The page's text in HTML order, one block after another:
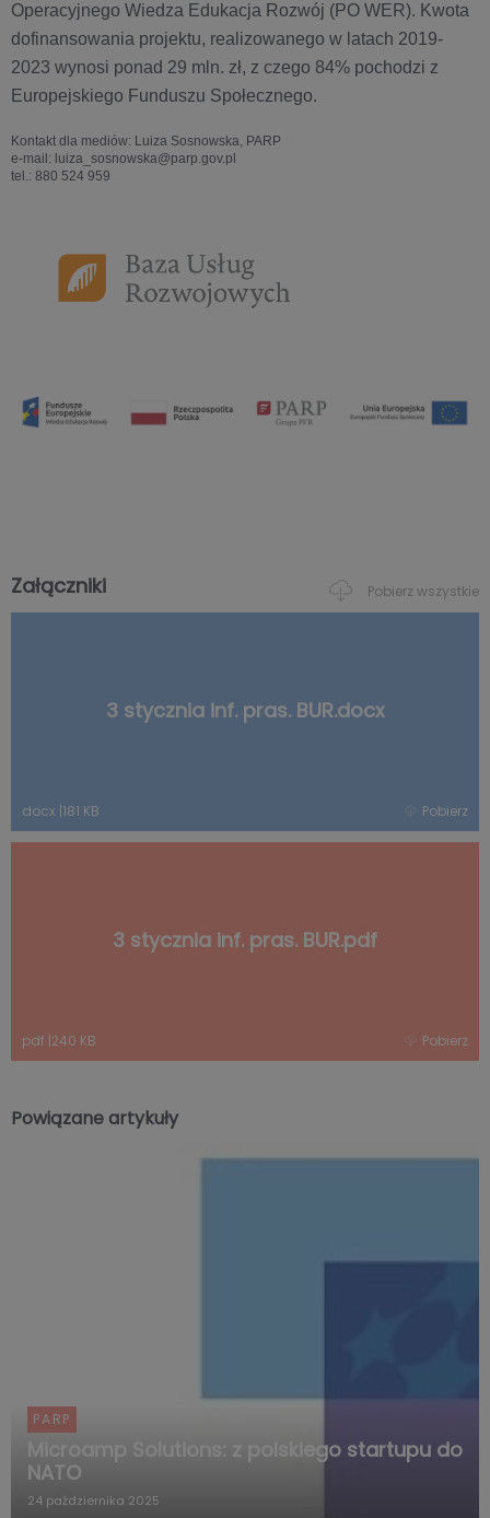
Operacyjnego Wiedza Edukacja Rozwój (PO WER). Kwota
dofinansowania projektu, realizowanego w latach 2019-
2023 wynosi ponad 29 mln. zł, z czego 84% pochodzi z
Europejskiego Funduszu Społecznego.
Kontakt dla mediów: Luiza Sosnowska, PARP
e-mail: luiza_sosnowska@parp.gov.pl
tel.: 880 524 959
Załączniki Pobierz wszystkie
3 stycznia inf. pras. BUR.docx
docx |181 KB Pobierz
3 stycznia inf. pras. BUR.pdf
pdf |240 KB Pobierz
Powiązane artykuły
PARP
Microamp Solutions: z polskiego startupu do
NATO
24 października 2025